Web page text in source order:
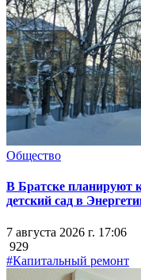
Общество
В Братске планируют
детский сад в
7 августа 2026 г. 17:06
929
#Капитальный ремонт